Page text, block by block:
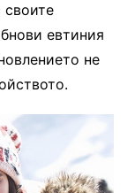
своите
евтиния
не